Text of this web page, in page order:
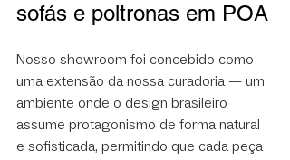
sofás e poltronas em POA
Nosso showroom foi concebido como
uma extensão da nossa curadoria — um
ambiente onde o design brasileiro
assume protagonismo de forma natural
e sofisticada, permitindo que cada peça